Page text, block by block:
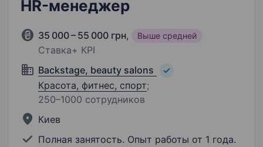
HR-менеджер
35 000 – 55 000 грн, Выше средней
Ставка+ КРІ
Backstage, beauty salons
Красота, фитнес, спорт;
250–1000 сотрудников
Киев
Полная занятость. Опыт работы от 1 года.